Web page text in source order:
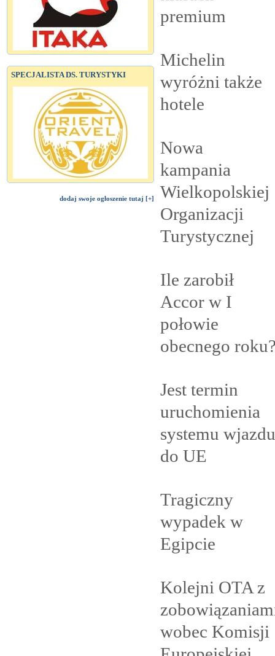
SPECJALISTA DS. TURYSTYKI
dodaj swoje ogłoszenie tutaj [+]
premium
Michelin
wyróżni także
hotele
Nowa
kampania
Wielkopolskiej
Organizacji
Turystycznej
Ile zarobił
Accor w I
połowie
obecnego
Jest termin
uruchomienia
systemu wjazdu
do UE
Tragiczny
wypadek w
Egipcie
Kolejni OTA z
wobec Komisji